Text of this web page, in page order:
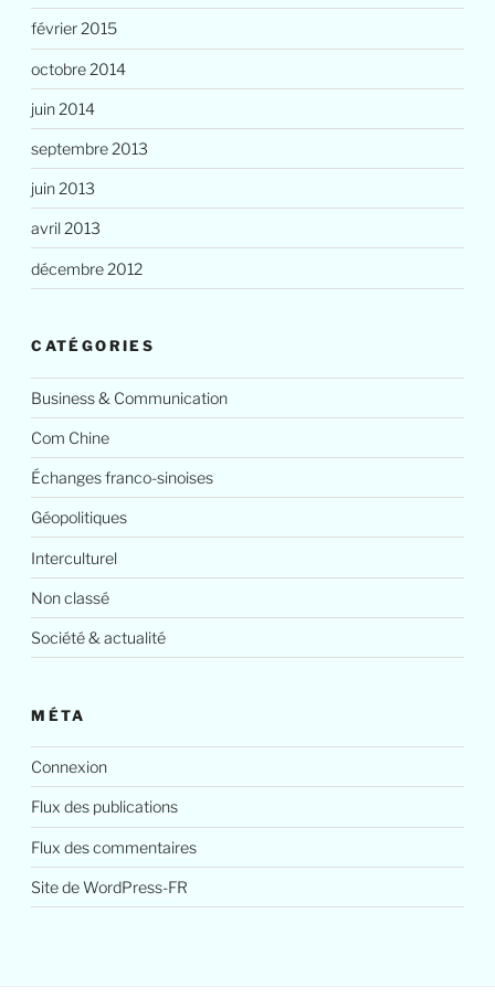
février 2015
octobre 2014
juin 2014
septembre 2013
juin 2013
avril 2013
décembre 2012
CATÉGORIES
Business & Communication
Com Chine
Échanges franco-sinoises
Géopolitiques
Interculturel
Non classé
Société & actualité
MÉTA
Connexion
Flux des publications
Flux des commentaires
Site de WordPress-FR